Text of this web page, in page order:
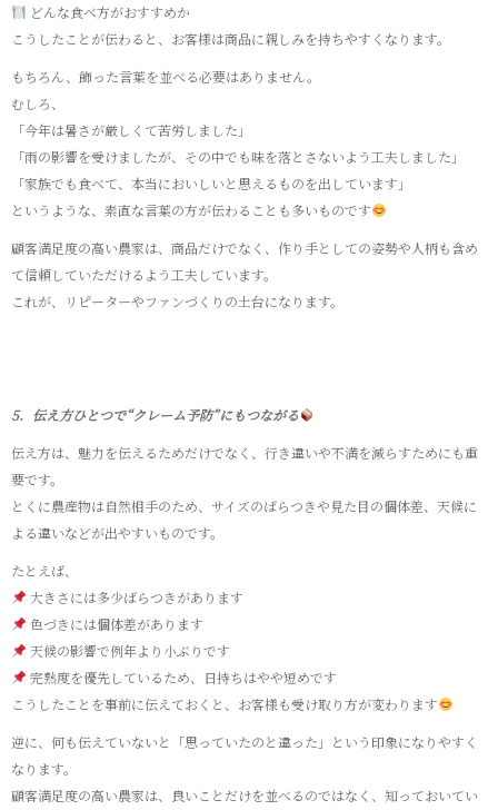
どんな食べ方がおすすめか
こうしたことが伝わると、お客様は商品に親しみを持ちやすくなります。
もちろん、飾った言葉を並べる必要はありません。
むしろ、
「今年は暑さが厳しくて苦労しました」
「雨の影響を受けましたが、その中でも味を落とさないよう工夫しました」
「家族でも食べて、本当においしいと思えるものを出しています」
というような、素直な言葉の方が伝わることも多いものです
顧客満足度の高い農家は、商品だけでなく、作り手としての姿勢や人柄も含め
て信頼していただけるよう工夫しています。
これが、リピーターやファンづくりの土台になります。
5．伝え方ひとつで“クレーム予防”にもつながる
伝え方は、魅力を伝えるためだけでなく、行き違いや不満を減らすためにも重
要です。
とくに農産物は自然相手のため、サイズのばらつきや見た目の個体差、天候に
よる違いなどが出やすいものです。
たとえば、
大きさには多少ばらつきがあります
色づきには個体差があります
天候の影響で例年より小ぶりです
完熟度を優先しているため、日持ちはやや短めです
こうしたことを事前に伝えておくと、お客様も受け取り方が変わります
逆に、何も伝えていないと「思っていたのと違った」という印象になりやすく
なります。
顧客満足度の高い農家は、良いことだけを並べるのではなく、知っておいてい